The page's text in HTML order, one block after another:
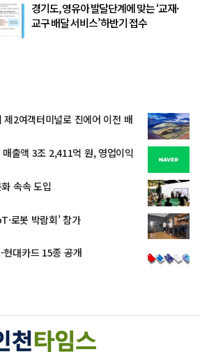
경기도, 영유아 발달단계에 맞는 ‘교재·
교구 배달 서비스’ 하반기 접수
2여객터미널로 진에어 이전 배
출액 3조 2,411억 원, 영업이익
속속 도입
로봇 박람회’ 참가
현대카드 15종 공개